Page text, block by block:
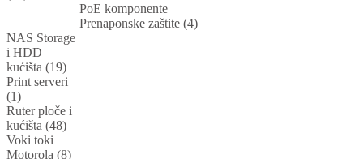
PoE komponente
Prenaponske zaštite (4)
NAS Storage
i HDD
kućišta (19)
Print serveri
(1)
Ruter ploče i
kućišta (48)
Voki toki
Motorola (8)